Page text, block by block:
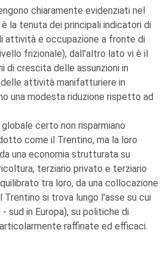
chiaramente evidenziati nel
la tenuta dei principali indicatori di
attività e occupazione a fronte di
frizionale); dall'altro lato vi è il
di crescita delle assunzioni in
attività manifatturiere in
una modesta riduzione rispetto ad
certo non risparmiano
come il Trentino, ma la loro
una economia strutturata su
terziario privato e terziario
tra loro, da una collocazione
Trentino si trova lungo l'asse su cui
sud in Europa), su politiche di
raffinate ed efficaci.